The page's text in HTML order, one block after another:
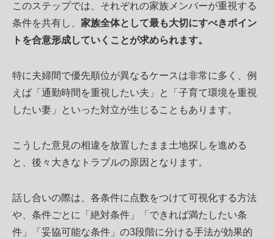
このステップでは、それぞれの家族メンバーが重視する
条件を共有し、 家族全体として最も大切にすべきポイン
トを合意形成していくことが求められます。
特に夫婦間で優先順位が異なるケースは非常に多く、例
えば「通勤時間を重視したい夫」と「子育て環境を重視
したい妻」といった対立が生じることもあります。
こうした意見の相違を放置したまま土地探しを進める
と、後々大きなトラブルの原因となります。
話し合いの際は、各条件に点数をつけて可視化する方法
や、条件ごとに「絶対条件」「できれば満たしたい条
件」「妥協可能な条件」の3段階に分ける手法が効果的